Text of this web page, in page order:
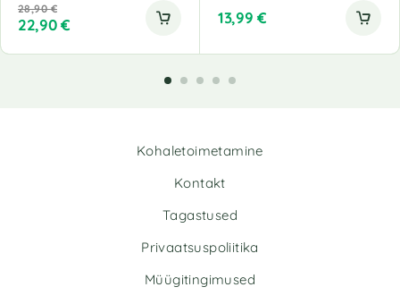
28,90€
22,90€ 13,99 €
Kohaletoimetamine
Kontakt
Tagastused
Privaatsuspoliitika
Müügitingimused